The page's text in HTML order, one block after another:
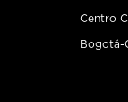
Centro
Bogotá-